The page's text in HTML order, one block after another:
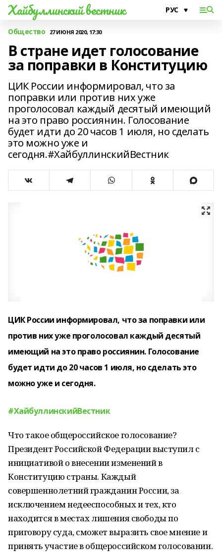
Хайбуллинский вестник
Общество 27 ИЮНЯ 2020, 17:30
В стране идет голосование
за поправки в Конституцию
ЦИК России информировал, что за
поправки или против них уже
проголосовал каждый десятый имеющий
на это право россиянин. Голосование
будет идти до 20 часов 1 июля, но сделать
это можно уже и
сегодня.#ХайбуллинскийВестник
ЦИК России информировал, что за поправки или
против них уже проголосовал каждый десятый
имеющий на это право россиянин. Голосование
будет идти до 20 часов 1 июля, но сделать это
можно уже и сегодня.
#ХайбуллинскийВестник
Что такое общероссийское голосование?
Президент Российской Федерации выступил с
инициативой о внесении изменений в
Конституцию страны. Каждый
совершеннолетний гражданин России, за
исключением недееспособных и тех, кто
находится в местах лишения свободы по
приговору суда, сможет выразить свое мнение и
принять участие в общероссийском голосовании.